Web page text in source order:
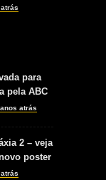
para
pela ABC
atrás
2 – veja
poster